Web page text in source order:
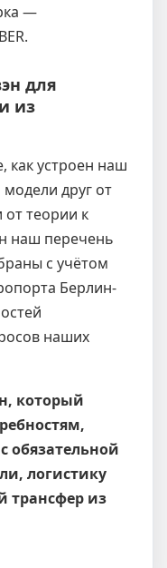
—
для
из
как устроен наш
друг от
от теории к
наш перечень
с учётом
Берлин-
наших
который
обязательной
логистику
трансфер из